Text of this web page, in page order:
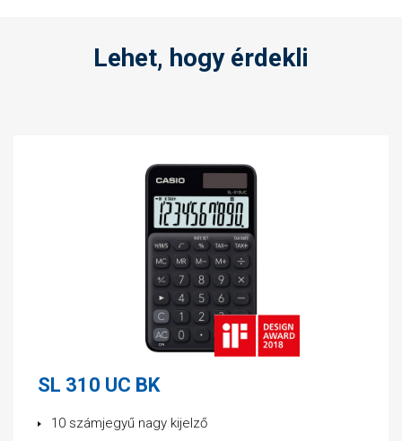
Lehet, hogy érdekli
SL 310 UC BK
10 számjegyű nagy kijelző